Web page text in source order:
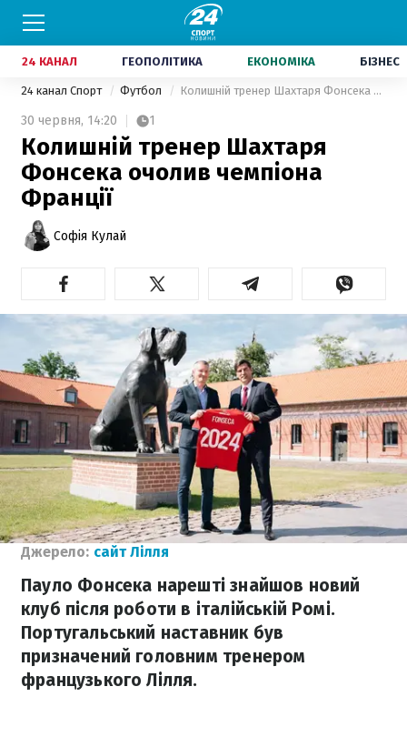
24 КАНАЛ ГЕОПОЛІТИКА ЕКОНОМІКА БІЗНЕС
24 канал Спорт Футбол Колишній тренер Шахтаря Фонсека очолив чемпіона Франції
30 червня, 14:20 1
Колишній тренер Шахтаря
Фонсека очолив чемпіона
Франції
Софія Кулай
Джерело: сайт Лілля
Пауло Фонсека нарешті знайшов новий
клуб після роботи в італійській Ромі.
Португальський наставник був
призначений головним тренером
французького Лілля.